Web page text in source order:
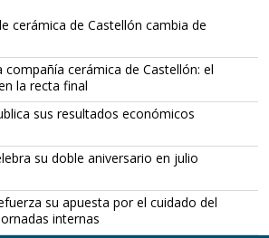
cerámica de Castellón cambia de
compañía cerámica de Castellón: el
la recta final
sus resultados económicos
su doble aniversario en julio
su apuesta por el cuidado del
internas